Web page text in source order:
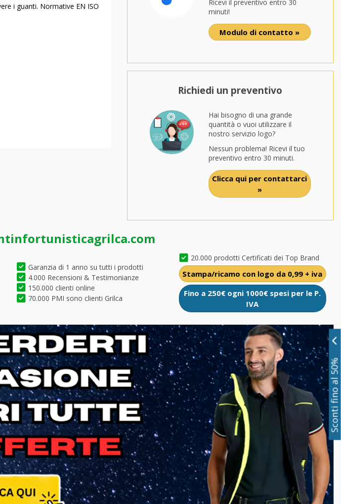
i guanti. Normative EN ISO
Ricevi il preventivo entro 30
minuti!
Modulo di contatto »
Richiedi un preventivo
Hai bisogno di una grande
quantità o vuoi utilizzare il
nostro servizio logo?
Nessun problema! Ricevi il tuo
preventivo entro 30 minuti.
Clicca qui per contattarci
»
Garanzia di 1 anno su tutti i prodotti
4.000 Recensioni & Testimonianze
150.000 clienti online
70.000 PMI sono clienti Grilca
20.000 prodotti Certificati dei Top Brand
Stampa/ricamo con logo da 0,99 + iva
Fino a 250€ ogni 1000€ spesi per le P.
IVA
Sconti fino al 50%